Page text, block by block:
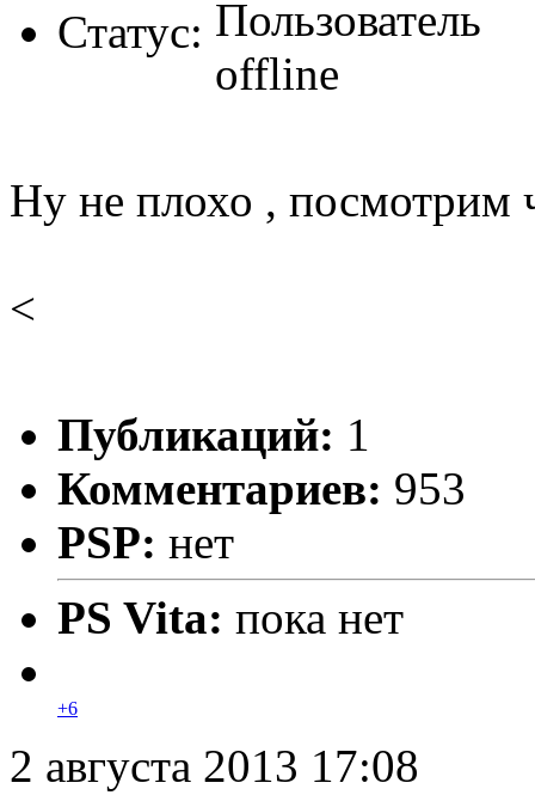
Статус:
Ну не плохо , посмотрим
<
Публикаций: 1
Комментариев: 953
PSP: нет
PS Vita: пока нет
+6
2 августа 2013 17:08